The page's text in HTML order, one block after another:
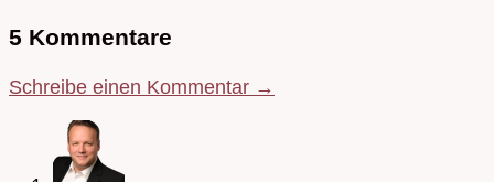
5 Kommentare
Schreibe einen Kommentar →